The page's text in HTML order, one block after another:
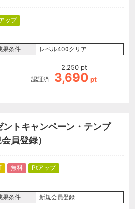
ップ
果条件 レベル400クリア
認証済
2,250 pt
3,690 pt
トキャンペーン・テンプ
員登録）
無料
Ptアップ
果条件 新規会員登録